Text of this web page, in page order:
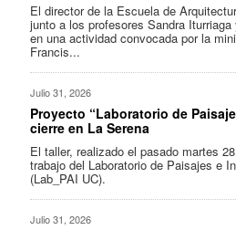
El director de la Escuela de
junto a los profesores Sandra
en una actividad convocada por la
Francis...
Julio 31, 2026
Proyecto “Laboratorio de
cierre en La Serena
El taller, realizado el pasado martes
trabajo del Laboratorio de Paisajes e
(Lab_PAI UC).
Julio 31, 2026